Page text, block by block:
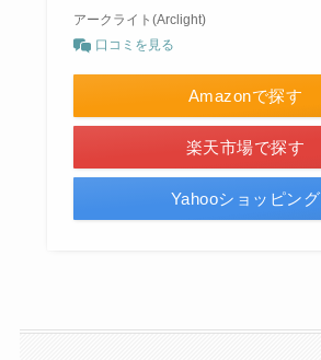
アークライト(Arclight)
口コミを見る
Amazonで探す
楽天市場で探す
Yahooショッピング